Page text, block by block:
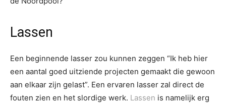
Lassen
Een beginnende lasser zou kunnen zeggen “Ik heb hier
een aantal goed uitziende projecten gemaakt die gewoon
aan elkaar zijn gelast”. Een ervaren lasser zal direct de
fouten zien en het slordige werk. Lassen is namelijk erg